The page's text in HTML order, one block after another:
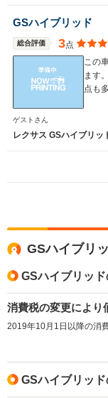
GSハイブリッド
総合評価 3点
この
ます。 ただ、期待値が高かっただけに、あれっと思う
点も
ゲストさん
レクサス GSハイブリッ
GSハイブリ
GSハイブリッ
消費税の変更により
GSハイブリッ